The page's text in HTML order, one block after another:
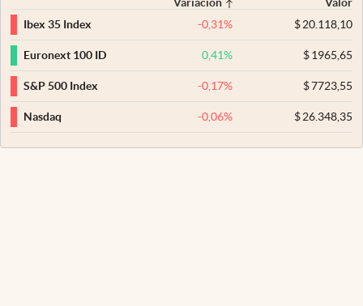
Ibex 35 Index
-0,31% $20.118,10
Euronext 100 ID 0,41% $1965,65
S&P 500 Index -0,17% $7723,55
Nasdaq -0,06% $26.348,35